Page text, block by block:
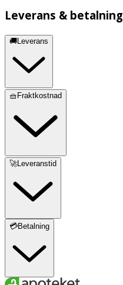
Leverans & betalning
🚚Leverans
🧺Fraktkostnad
🚀Leveranstid
💳Betalning